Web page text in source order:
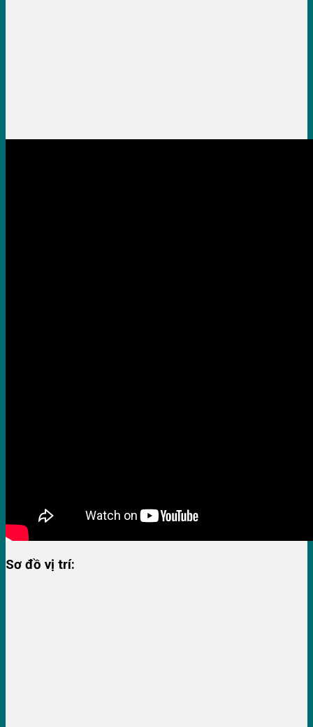
Sơ đồ vị trí: